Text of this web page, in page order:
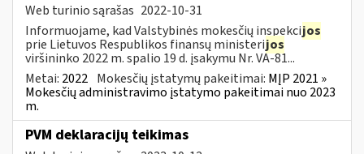
Web turinio sąrašas 2022-10-31
Informuojame, kad Valstybinės mokesčių inspekcijos
prie Lietuvos Respublikos finansų ministerijos
viršininko 2022 m. spalio 19 d. įsakymu Nr. VA-81...
Metai: 2022 Mokesčių įstatymų pakeitimai: MĮP 2021 »
Mokesčių administravimo įstatymo pakeitimai nuo 2023
m.
PVM deklaracijų teikimas